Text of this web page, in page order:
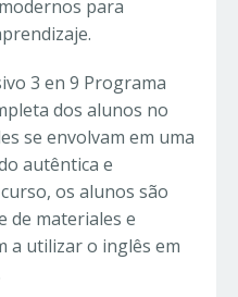
para
3 en 9 Programa
dos alunos no
se envolvam em uma
autêntica e
os alunos são
de materiales e
a utilizar o inglês em